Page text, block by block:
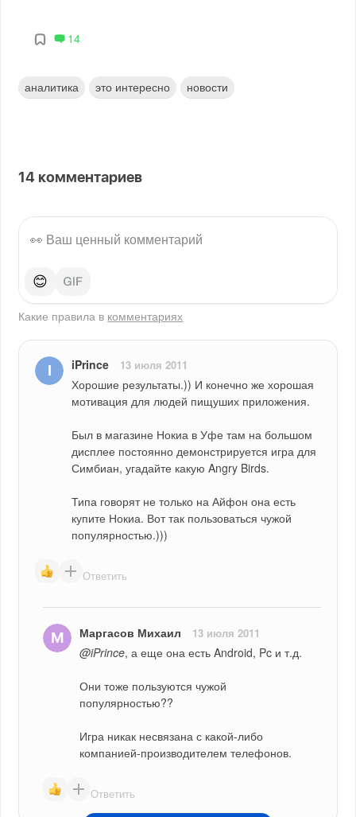
14
аналитика это интересно новости
14 комментариев
😊
Какие правила в комментариях
iPrince 13 июля 2011
Хорошие результаты.)) И конечно же хорошая
мотивация для людей пищуших приложения.
Был в магазине Нокиа в Уфе там на большом
дисплее постоянно демонстрируется игра для
Симбиан, угадайте какую Angry Birds.
Типа говорят не только на Айфон она есть
купите Нокиа. Вот так пользоваться чужой
популярностью.)))
Ответить
Маргасов Михаил 13 июля 2011
@iPrince, а еще она есть Android, Pc и т.д.
Они тоже пользуются чужой
популярностью??
Игра никак несвязана с какой-либо
компанией-производителем телефонов.
Ответить